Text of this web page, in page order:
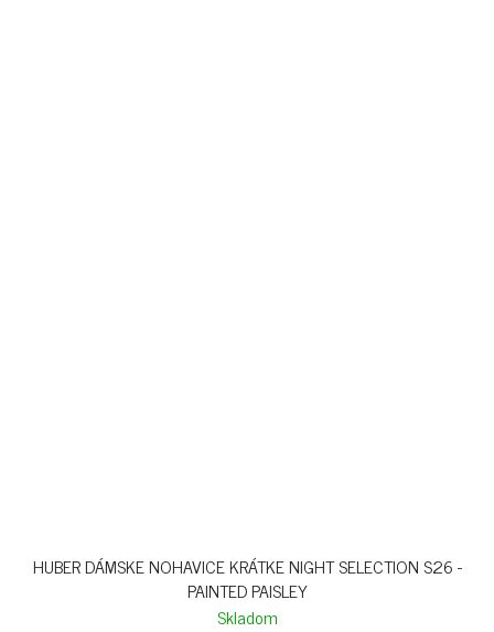
HUBER DÁMSKE NOHAVICE KRÁTKE NIGHT SELECTION S26 -
PAINTED PAISLEY
Skladom